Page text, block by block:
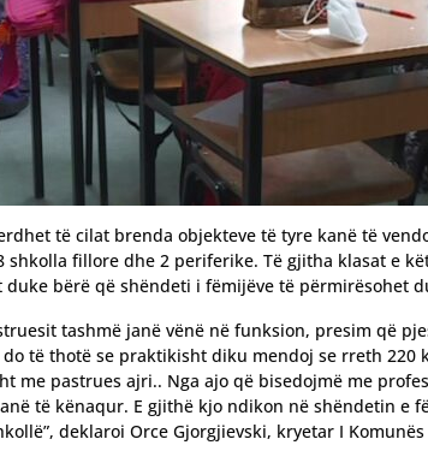
të cilat brenda objekteve të tyre kanë të
shkolla fillore dhe 2 periferike. Të gjitha klasat e
bërë që shëndeti i fëmijëve të përmirësohet
tashmë janë vënë në funksion, presim që
të thotë se praktikisht diku mendoj se rreth 220
me pastrues ajri.. Nga ajo që bisedojmë me
të kënaqur. E gjithë kjo ndikon në shëndetin e
deklaroi Orce Gjorgjievski, kryetar I Komunës